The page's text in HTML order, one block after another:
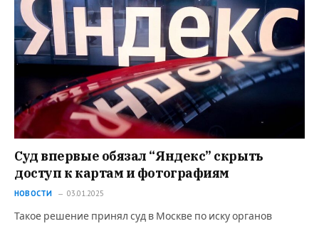
Суд впервые обязал “Яндекс” скрыть
доступ к картам и фотографиям
НОВОСТИ 03.01.2025
Такое решение принял суд в Москве по иску органов